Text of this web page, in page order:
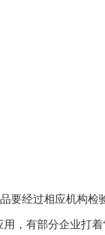
要经过相应机构检
，有部分企业打着